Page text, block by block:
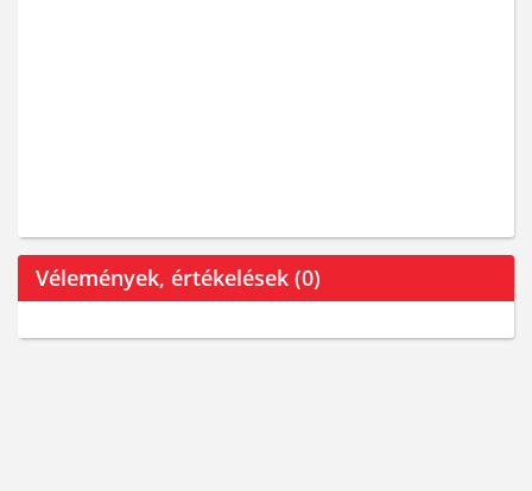
Vélemények, értékelések (0)